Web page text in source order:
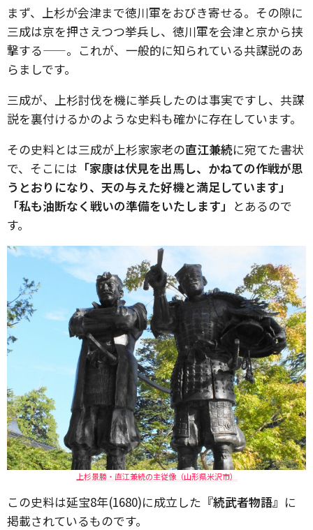
まず、上杉が会津まで徳川軍をおびき寄せる。その隙に
三成は京を押さえつつ挙兵し、徳川軍を会津と京から挟
撃する——。これが、一般的に知られている共謀説のあ
らましです。
三成が、上杉討伐を機に挙兵したのは事実ですし、共謀
説を裏付けるかのような史料も確かに存在しています。
その史料とは三成が上杉家家老の直江兼続に宛てた書状
で、そこには 「家康は伏見を出馬し、かねての作戦が思
うとおりになり、天の与えた好機と満足しています」
「私も油断なく戦いの準備をいたします」 とあるので
す。
上杉景勝・直江兼続の主従像（山形県米沢市）
この史料は延宝8年(1680)に成立した 『続武者物語』 に
掲載されているものです。